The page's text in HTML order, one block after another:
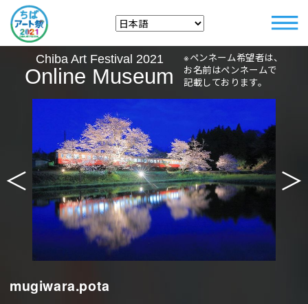
Chiba Art Festival 2021
Online Museum
※ペンネーム希望者は、
お名前はペンネームで
記載しております。
＜ ＞
mugiwara.pota